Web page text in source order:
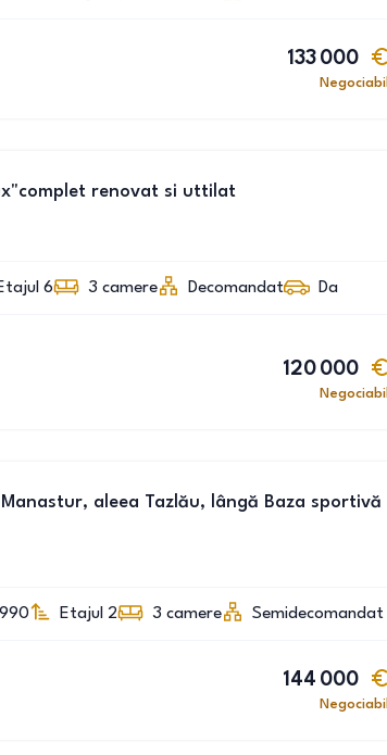
133 000
Negociabil
renovat si uttilat
6 3 camere Decomandat Da
120 000
Negociabil
aleea Tazlău, lângă Baza sportivă
Etajul 2 3 camere Semidecomandat
144 000
Negociabil